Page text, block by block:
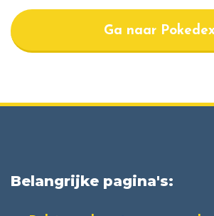
Ga naar
Belangrijke pagina's: